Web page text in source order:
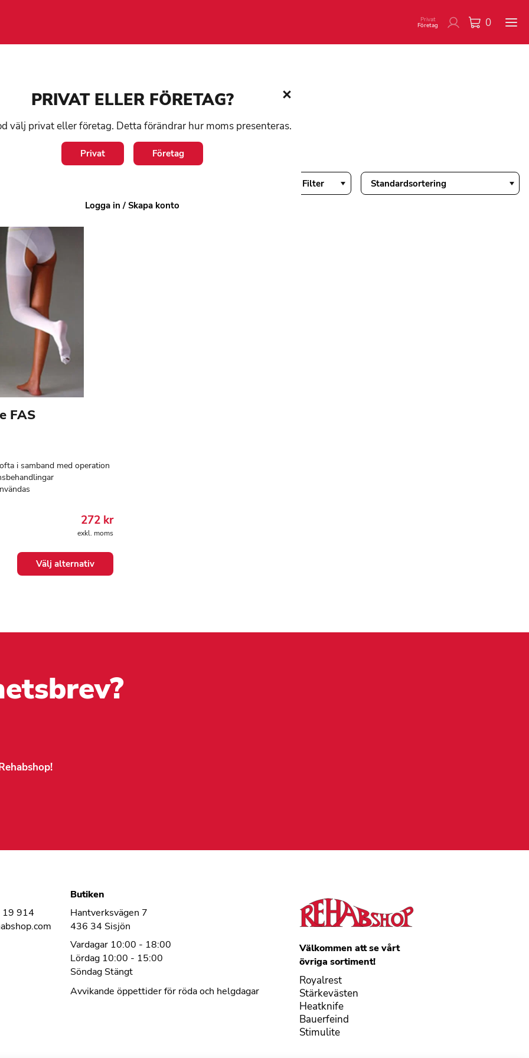
0
Privat
Företag
Filter
FAS
i samband med operation
272 kr
exkl. moms
Välj alternativ
914
Butiken
Hantverksvägen 7
436 34 Sisjön
Vardagar 10:00 - 18:00
Lördag 10:00 - 15:00
Söndag Stängt
Avvikande öppettider för röda och helgdagar
Välkommen att se vårt
övriga sortiment!
Royalrest
Stärkevästen
Heatknife
Bauerfeind
Stimulite
PRIVAT ELLER FÖRETAG?
välj privat eller företag. Detta förändrar hur moms presenteras.
Privat Företag
Logga in / Skapa konto